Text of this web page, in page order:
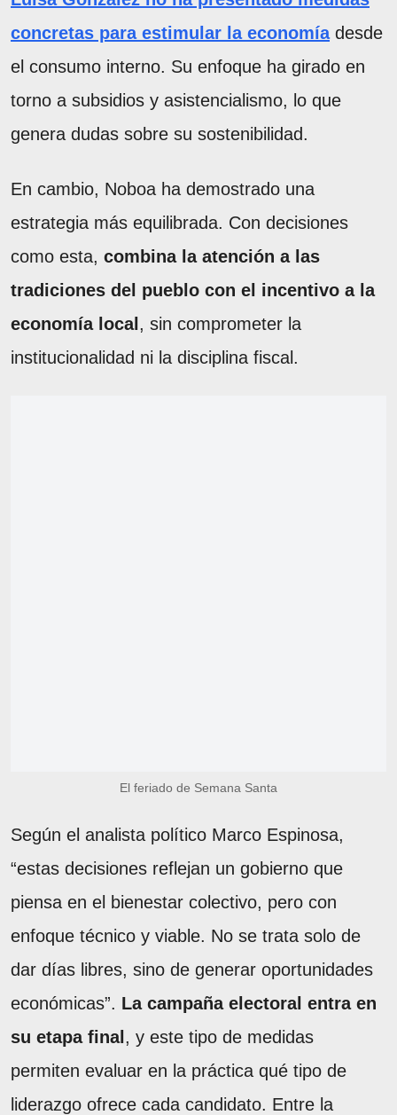
concretas para estimular la economíadesde
el consumo interno. Su enfoque ha girado en
torno a subsidios y asistencialismo, lo que
genera dudas sobre su sostenibilidad.
En cambio, Noboa ha demostrado una
estrategia más equilibrada. Con decisiones
como esta, combina la atención a las
tradiciones del pueblo con el incentivo a la
economía local , sin comprometer la
institucionalidad ni la disciplina fiscal.
El feriado de Semana Santa
Según el analista político Marco Espinosa,
“estas decisiones reflejan un gobierno que
piensa en el bienestar colectivo, pero con
enfoque técnico y viable. No se trata solo de
dar días libres, sino de generar oportunidades
económicas”. La campaña electoral entra en
su etapa final , y este tipo de medidas
permiten evaluar en la práctica qué tipo de
liderazgo ofrece cada candidato. Entre la